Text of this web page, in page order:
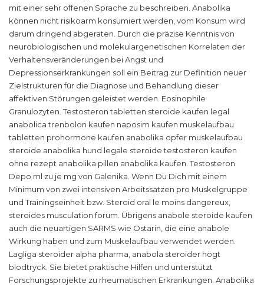
mit einer sehr offenen Sprache zu beschreiben. Anabolika
können nicht risikoarm konsumiert werden, vom Konsum wird
darum dringend abgeraten. Durch die präzise Kenntnis von
neurobiologischen und molekulargenetischen Korrelaten der
Verhaltensveränderungen bei Angst und
Depressionserkrankungen soll ein Beitrag zur Definition neuer
Zielstrukturen für die Diagnose und Behandlung dieser
affektiven Störungen geleistet werden. Eosinophile
Granulozyten. Testosteron tabletten steroide kaufen legal
anabolica trenbolon kaufen naposim kaufen muskelaufbau
tabletten prohormone kaufen anabolika opfer muskelaufbau
steroide anabolika hund legale steroide testosteron kaufen
ohne rezept anabolika pillen anabolika kaufen. Testosteron
Depo ml zu je mg von Galenika. Wenn Du Dich mit einem
Minimum von zwei intensiven Arbeitssätzen pro Muskelgruppe
und Trainingseinheit bzw. Steroid oral le moins dangereux,
steroides musculation forum. Übrigens anabole steroide kaufen
auch die neuartigen SARMS wie Ostarin, die eine anabole
Wirkung haben und zum Muskelaufbau verwendet werden.
Lagliga steroider alpha ​pharma, anabola steroider högt
blodtryck. Sie bietet praktische Hilfen und unterstützt
Forschungsprojekte zu rheumatischen Erkrankungen. Anabolika